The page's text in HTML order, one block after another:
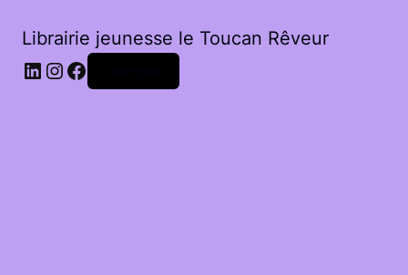
Librairie jeunesse le Toucan Rêveur
LinkedIn
Instagram
Facebook